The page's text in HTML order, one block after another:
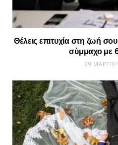
Θέλεις επιτυχία στη ζωή
σύμμαχο με
29